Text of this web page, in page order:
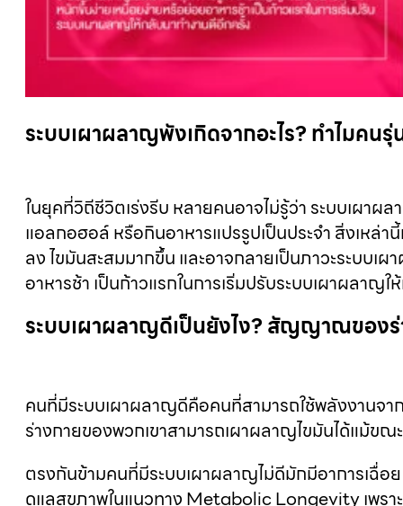
ระบบเผาผลาญพังเกิดจากอะไร? ทำไมคน
ในยุคที่วิถีชีวิตเร่งรีบ หลายคนอาจไม่รู้ว่า ระบบเผา
แอลกอฮอล์ หรือกินอาหารแปรรูปเป็นประจำ สิ่งเหล่
ลง ไขมันสะสมมากขึ้น และอาจกลายเป็นภาวะระบบ
อาหารช้า เป็นก้าวแรกในการเริ่มปรับระบบเผาผลาญ
ระบบเผาผลาญดีเป็นยังไง? สัญญาณของ
คนที่มีระบบเผาผลาญดีคือคนที่สามารถใช้พลังงานจา
ร่างกายของพวกเขาสามารถเผาผลาญไขมันได้แม้ข
ตรงกันข้ามคนที่มีระบบเผาผลาญไม่ดีมักมีอาการเฉื่
ดูแลสุขภาพในแนวทาง Metabolic Longevity เพรา